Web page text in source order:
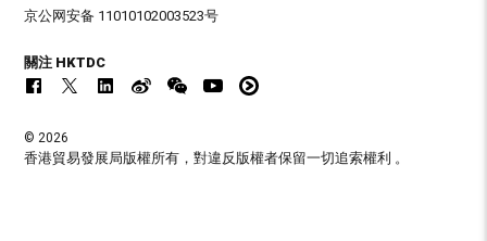
京公网安备 11010102003523号
關注 HKTDC
© 2026
香港貿易發展局版權所有，對違反版權者保留一切追索權利 。